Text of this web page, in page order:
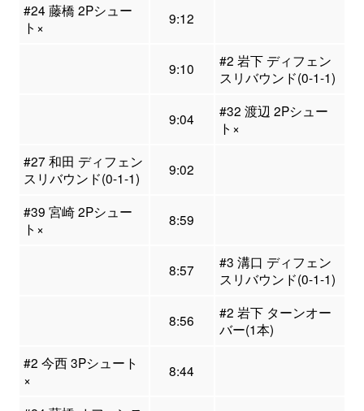
#24 藤橋 2Pシュー
ト×
9:12
9:10
#2 岩下 ディフェン
スリバウンド(0-1-1)
9:04
#32 渡辺 2Pシュー
ト×
#27 和田 ディフェン
スリバウンド(0-1-1)
9:02
#39 宮崎 2Pシュー
ト×
8:59
8:57
#3 溝口 ディフェン
スリバウンド(0-1-1)
8:56
#2 岩下 ターンオー
バー(1本)
#2 今西 3Pシュート
×
8:44